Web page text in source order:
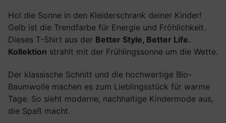
Hol die Sonne in den Kleiderschrank deiner Kinder!
Gelb ist die Trendfarbe für Energie und Fröhlichkeit.
Dieses T-Shirt aus der Better Style, Better Life.
Kollektion strahlt mit der Frühlingssonne um die Wette.
Der klassische Schnitt und die hochwertige Bio-
Baumwolle machen es zum Lieblingsstück für warme
Tage. So sieht moderne, nachhaltige Kindermode aus,
die Spaß macht.